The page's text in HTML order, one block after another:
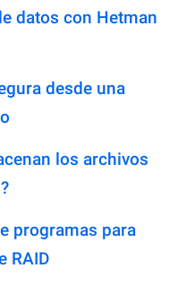
datos con Hetman
desde una
los archivos
programas para
RAID